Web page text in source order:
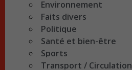
Environnement
Faits divers
Politique
Santé et bien-être
Sports
Transport / Circulation